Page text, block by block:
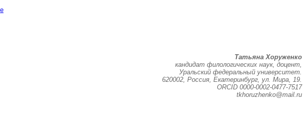
Татьяна Хоруженко
кандидат филологических наук, доцент,
Уральский федеральный университет.
620002, Россия, Екатеринбург, ул. Мира, 19.
ORCID 0000-0002-0477-7517
tkhoruzhenko@mail.ru